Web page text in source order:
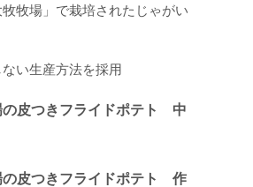
牧場」で栽培されたじゃがい
い生産方法を採用
の皮つきフライドポテト 中
の皮つきフライドポテト 作